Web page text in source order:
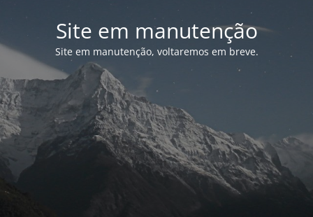
Site em manutenção
Site em manutenção, voltaremos em breve.